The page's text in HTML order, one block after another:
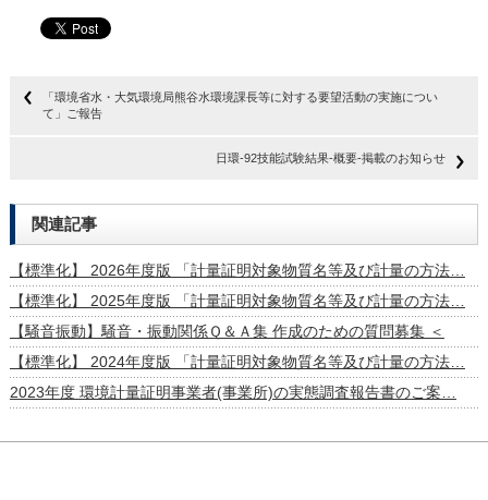
「環境省水・大気環境局熊谷水環境課長等に対する要望活動の実施につい
て」ご報告
日環-92技能試験結果-概要-掲載のお知らせ
関連記事
【標準化】 2026年度版 「計量証明対象物質名等及び計量の方法…
【標準化】 2025年度版 「計量証明対象物質名等及び計量の方法…
【騒音振動】騒音・振動関係Ｑ＆Ａ集 作成のための質問募集 ＜
【標準化】 2024年度版 「計量証明対象物質名等及び計量の方法…
2023年度 環境計量証明事業者(事業所)の実態調査報告書のご案…